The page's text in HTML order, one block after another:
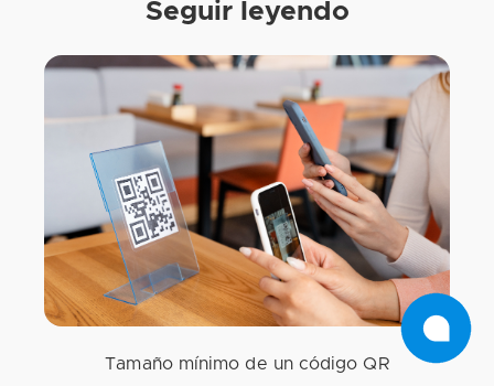
Seguir leyendo
Tamaño mínimo de un código QR